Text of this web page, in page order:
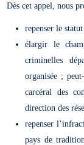
Dès cet appel, nous
repenser le
élargir le
criminelles
organisée ;
carcéral des
direction des
repenser
pays de